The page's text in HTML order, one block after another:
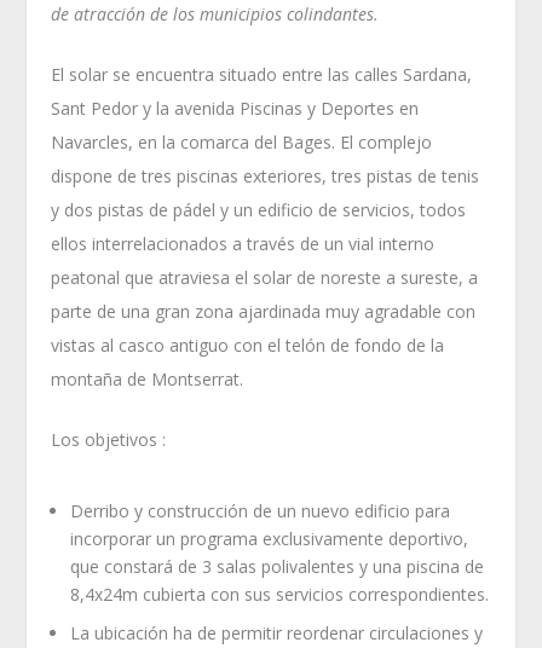
de atracción de los municipios colindantes.
El solar se encuentra situado entre las calles Sardana,
Sant Pedor y la avenida Piscinas y Deportes en
Navarcles, en la comarca del Bages. El complejo
dispone de tres piscinas exteriores, tres pistas de tenis
y dos pistas de pádel y un edificio de servicios, todos
ellos interrelacionados a través de un vial interno
peatonal que atraviesa el solar de noreste a sureste, a
parte de una gran zona ajardinada muy agradable con
vistas al casco antiguo con el telón de fondo de la
montaña de Montserrat.
Los objetivos :
Derribo y construcción de un nuevo edificio para
incorporar un programa exclusivamente deportivo,
que constará de 3 salas polivalentes y una piscina de
8,4x24m cubierta con sus servicios correspondientes.
La ubicación ha de permitir reordenar circulaciones y